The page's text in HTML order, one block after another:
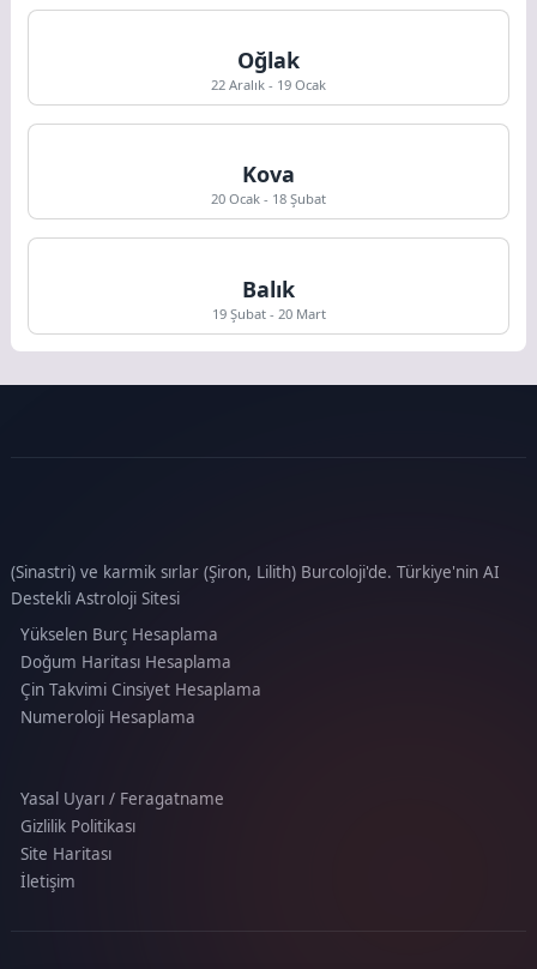
Oğlak
22 Aralık - 19 Ocak
Kova
20 Ocak - 18 Şubat
Balık
19 Şubat - 20 Mart
(Sinastri) ve karmik sırlar (Şiron, Lilith) Burcoloji'de. Türkiye'nin AI
Destekli Astroloji Sitesi
Yükselen Burç Hesaplama
Doğum Haritası Hesaplama
Çin Takvimi Cinsiyet Hesaplama
Numeroloji Hesaplama
Yasal Uyarı / Feragatname
Gizlilik Politikası
Site Haritası
İletişim